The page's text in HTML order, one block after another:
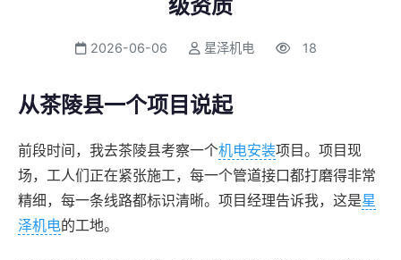
级资质
2026-06-06 星泽机电 18
从茶陵县一个项目说起
前段时间，我去茶陵县考察一个机电安装项目。项目现
场，工人们正在紧张施工，每一个管道接口都打磨得非常
精细，每一条线路都标识清晰。项目经理告诉我，这是星
泽机电的工地。